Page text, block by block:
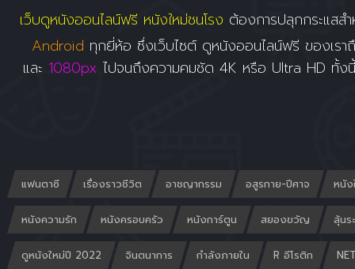
เว็บดูหนังออนไลน์ฟรี หนังใหม่ชนโรง ต้องการปลุกกระแสส
Android ทุกยี่ห้อ ซึ่งเว็บไซต์ ดูหนังออนไลน์ฟรี ของเรา
และ 1080px ไปจนถึงความคมชัด 4K หรือ Ultra HD ทั้งนี้
แฟนตาซี เรื่องราวชีวิต อาชญากรรม อสูรกาย-ปีศาจ หนั
หนังความรัก หนังครอบครัว หนังการ์ตูน สยองขวัญ ลุ้นร
ดูหนังใหม่ปี 2022 จินตนาการ กำลังภายใน R อีโรติก